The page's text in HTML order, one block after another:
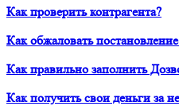
Как проверить контрагента?
Как обжаловать
Как правильно заполнить
Как получить свои деньги за